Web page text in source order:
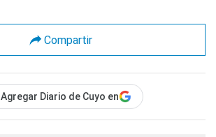
Compartir
Agregar Diario de Cuyo en